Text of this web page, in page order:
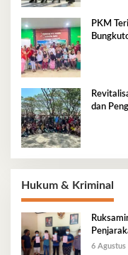
PKM
dan
Hukum & Kriminal
6 Agustus